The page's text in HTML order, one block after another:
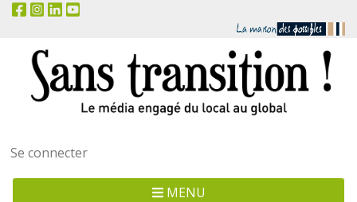
Menu
utilisateur
Se connecter
MENU